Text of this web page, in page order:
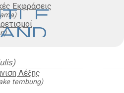
Εκφράσεις
Λέξης
tembung)